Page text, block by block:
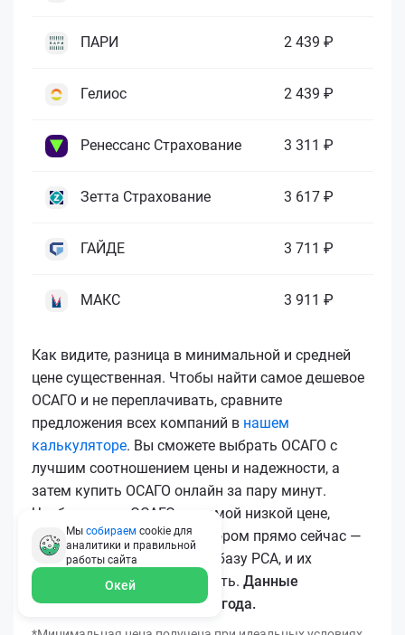
ПАРИ 2 439 ₽
Гелиос 2 439 ₽
Ренессанс Страхование 3 311 ₽
Зетта Страхование 3 617 ₽
ГАЙДЕ 3 711 ₽
МАКС 3 911 ₽
Как видите, разница в минимальной и средней
цене существенная. Чтобы найти самое дешевое
ОСАГО и не переплачивать, сравните
предложения всех компаний в нашем
калькуляторе. Вы сможете выбрать ОСАГО с
лучшим соотношением цены и надежности, а
затем купить ОСАГО онлайн за пару минут.
Чтобы купить ОСАГО по самой низкой цене,
воспользуйтесь калькулятором прямо сейчас —
все полисы загружаются в базу РСА, и их
подлинность легко проверить. Данные
актуальны для марта 2026 года.
Мы собираем cookie для
аналитики и правильной
работы сайта
Окей